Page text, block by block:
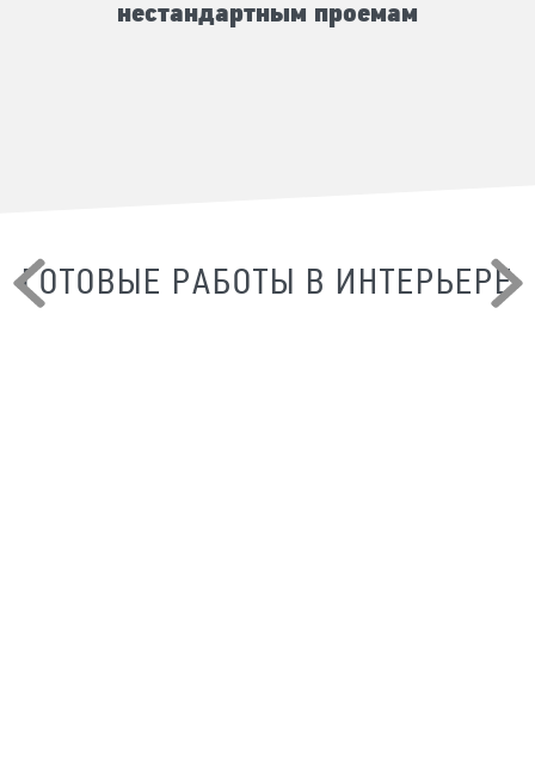
нестандартным проемам
ГОТОВЫЕ РАБОТЫ В ИНТЕРЬЕРЕ